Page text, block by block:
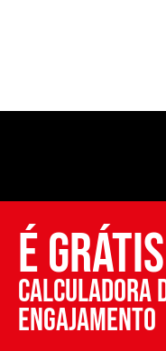
É GRÁTIS
Calculadora
engajamento